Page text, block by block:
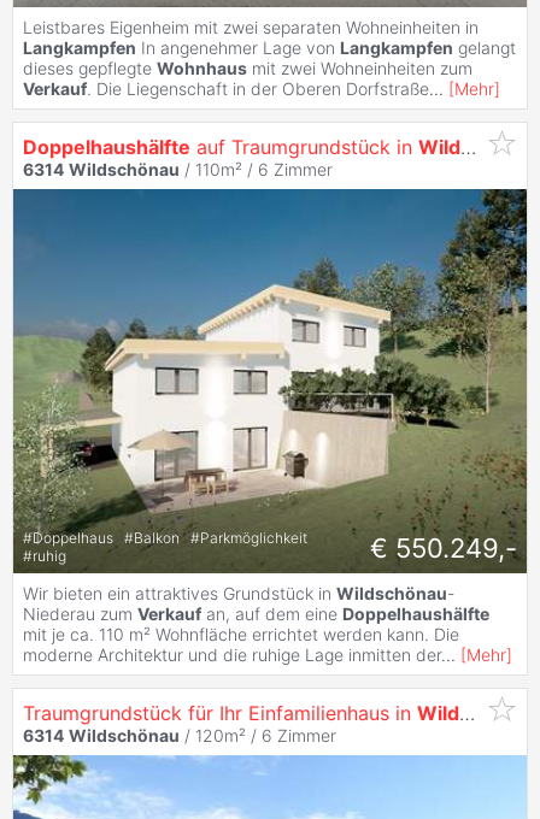
Leistbares Eigenheim mit zwei separaten Wohneinheiten in
Langkampfen In angenehmer Lage von Langkampfen gelangt
dieses gepflegte Wohnhaus mit zwei Wohneinheiten zum
Verkauf. Die Liegenschaft in der Oberen Dorfstraße... [Mehr]
Doppelhaushälfte auf Traumgrundstück in Wildschönau
6314 Wildschönau / 110m² / 6 Zimmer
#Doppelhaus #Balkon #Parkmöglichkeit
#ruhig € 550.249,-
Wir bieten ein attraktives Grundstück in Wildschönau-
Niederau zum Verkauf an, auf dem eine Doppelhaushälfte
mit je ca. 110 m² Wohnfläche errichtet werden kann. Die
moderne Architektur und die ruhige Lage inmitten der... [Mehr]
Traumgrundstück für Ihr Einfamilienhaus in Wildschönau
6314 Wildschönau / 120m² / 6 Zimmer